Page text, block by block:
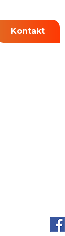
Kontakt